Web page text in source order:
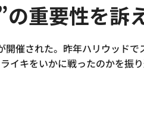
重要性を訴
催された。昨年ハリウッド
イキをいかに戦ったのかを振り